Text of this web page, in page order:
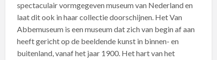
spectaculair vormgegeven museum van Nederland en
laat dit ook in haar collectie doorschijnen. Het Van
Abbemuseum is een museum dat zich van begin af aan
heeft gericht op de beeldende kunst in binnen- en
buitenland, vanaf het jaar 1900. Het hart van het